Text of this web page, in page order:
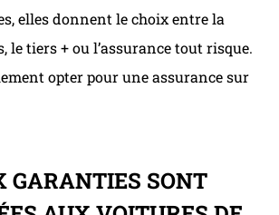
elles donnent le choix entre la
le tiers + ou l’assurance tout risque.
opter pour une assurance sur
GARANTIES SONT